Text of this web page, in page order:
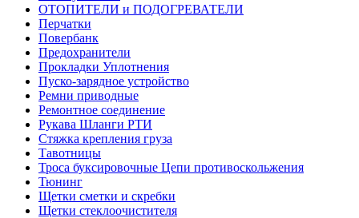
ОТОПИТЕЛИ и ПОДОГРЕВАТЕЛИ
Перчатки
Повербанк
Предохранители
Прокладки Уплотнения
Пуско-зарядное устройство
Ремни приводные
Ремонтное соединение
Рукава Шланги РТИ
Стяжка крепления груза
Тавотницы
Троса буксировочные Цепи противоскольжения
Тюнинг
Щетки сметки и скребки
Щетки стеклоочистителя